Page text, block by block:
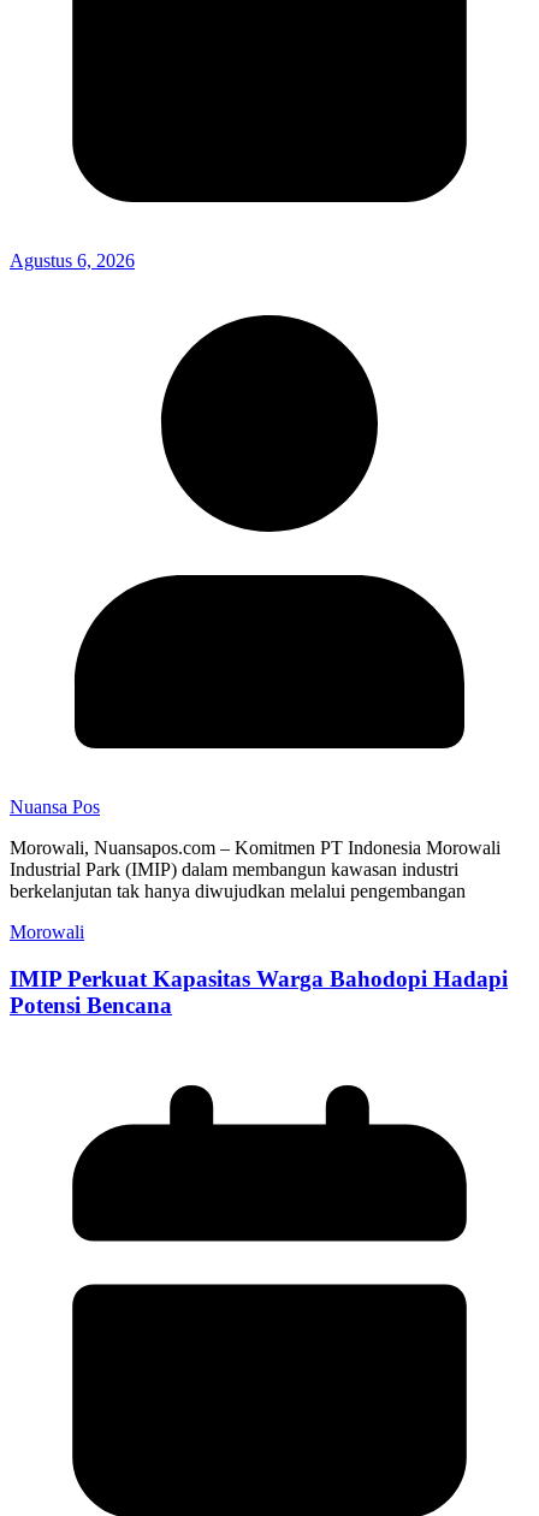
Agustus 6, 2026
Nuansa Pos
Morowali, Nuansapos.com – Komitmen PT Indonesia Morowali
Industrial Park (IMIP) dalam membangun kawasan industri
berkelanjutan tak hanya diwujudkan melalui pengembangan
Morowali
IMIP Perkuat Kapasitas Warga Bahodopi Hadapi
Potensi Bencana